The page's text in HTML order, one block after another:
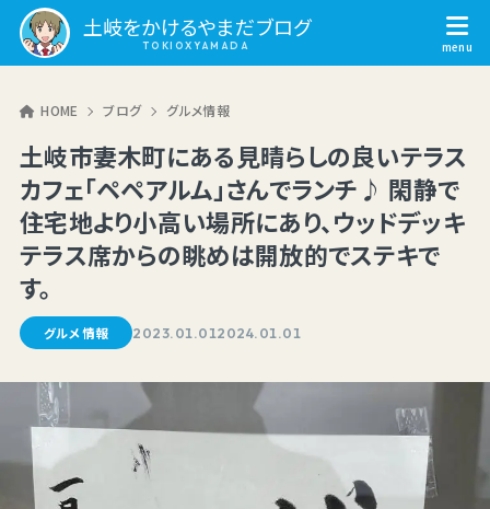
土岐をかけるやまだブログ
HOME ブログ グルメ情報
土岐市妻木町にある見晴らしの良いテラス
カフェ「ペペアルム」さんでランチ♪ 閑静で
住宅地より小高い場所にあり、ウッドデッキ
テラス席からの眺めは開放的でステキで
す。
2023.01.012024.01.01
グルメ情報